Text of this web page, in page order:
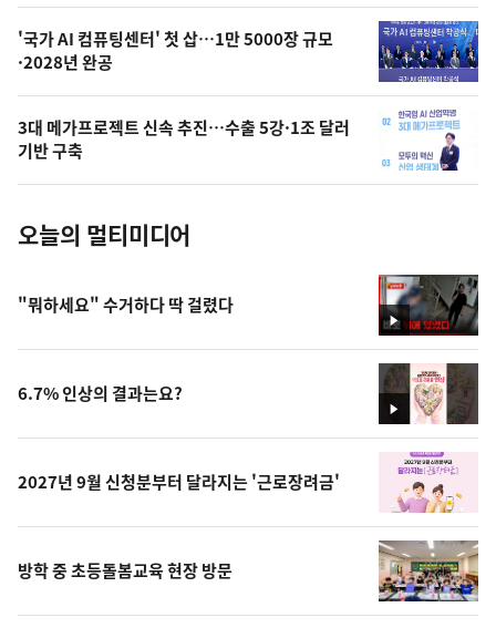
오
의
사
진
'국가 AI 컴퓨팅센터' 첫 삽…1만 5000장 규모
·2028년 완공
3대 메가프로젝트 신속 추진…수출 5강·1조 달러
기반 구축
오늘의 멀티미디어
영
상
"뭐하세요" 수거하다 딱 걸렸다
영
상
6.7% 인상의 결과는요?
2027년 9월 신청분부터 달라지는 '근로장려금'
방학 중 초등돌봄교육 현장 방문